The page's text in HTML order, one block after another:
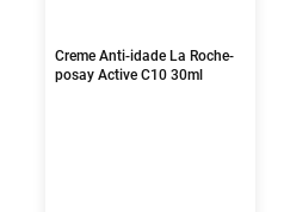
Creme Anti-idade La Roche-
posay Active C10 30ml